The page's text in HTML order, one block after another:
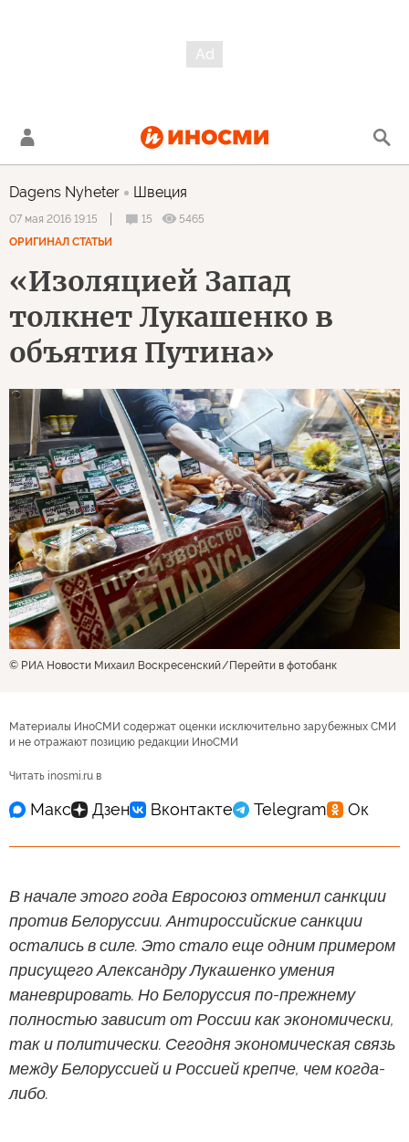
Dagens Nyheter Швеция
07 мая 2016 19:15 15
5465
ОРИГИНАЛ СТАТЬИ
«Изоляцией Запад
толкнет Лукашенко в
объятия Путина»
© РИА Новости Михаил Воскресенский Перейти в фотобанк
Материалы ИноСМИ содержат оценки исключительно зарубежных СМИ
и не отражают позицию редакции ИноСМИ
Читать inosmi.ru в
В начале этого года Евросоюз отменил санкции
против Белоруссии. Антироссийские санкции
остались в силе. Это стало еще одним примером
присущего Александру Лукашенко умения
маневрировать. Но Белоруссия по-прежнему
полностью зависит от России как экономически,
так и политически. Сегодня экономическая связь
между Белоруссией и Россией крепче, чем когда-
либо.